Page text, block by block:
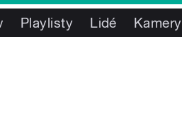
Playlisty Lidé Kamery